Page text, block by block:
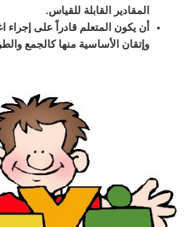
المقادير القابلة للقياس.
أن يكون المتعلم قادراً على إجراء
وإتقان الأساسية منها كالجمع